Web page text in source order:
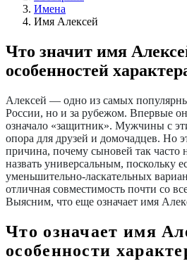
Имена
Имя Алексей
Что значит имя
особенностей
Алексей — одно из самых
России, но и за рубежом. Впервые
означало «защитник». Мужчины с
опора для друзей и домочадцев. Но
причина, почему сыновей так
назвать универсальным, поскольку
уменьшительно-ласкательных
отличная совместимость почти со
Выясним, что еще означает имя
Что означает имя
особенности